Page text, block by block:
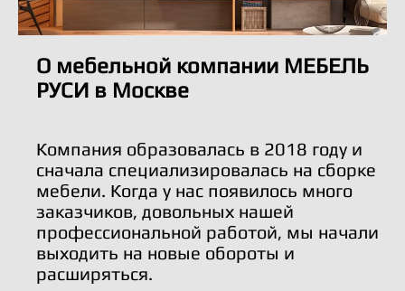
О мебельной компании МЕБЕЛЬ
РУСИ в Москве
Компания образовалась в 2018 году и
сначала специализировалась на сборке
мебели. Когда у нас появилось много
заказчиков, довольных нашей
профессиональной работой, мы начали
выходить на новые обороты и
расширяться.